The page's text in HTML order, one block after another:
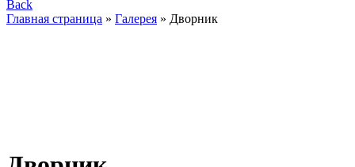
Back
Главная страница » Галерея » Дворник